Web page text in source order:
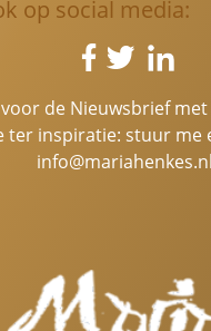
op social media:
de Nieuwsbrief
ter inspiratie: stuur me
info@mariahenkes.nl